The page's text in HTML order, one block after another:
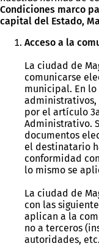
Condiciones marco
capital del Estado,
Acceso a la
La ciudad de
comunicarse
municipal. En
administrativos,
por el artículo
Administrativo.
documentos
el destinatario
conformidad
lo mismo se
La ciudad de
con las
aplican a la
no a terceros
autoridades,